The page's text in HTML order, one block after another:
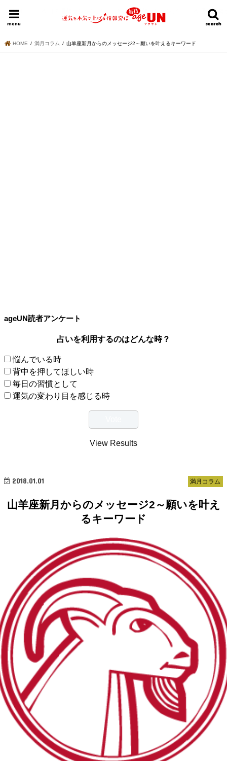
search
search
menu
HOME 明日の運勢ランキング 今週の運勢
HOME 満月コラム 山羊座新月からのメッセージ2～願いを叶えるキーワード
ageUN読者アンケート
占いを利用するのはどんな時？
悩んでいる時
背中を押してほしい時
毎日の習慣として
運気の変わり目を感じる時
View Results
満月コラム
2018.01.01
山羊座新月からのメッセージ2～願いを叶え
るキーワード